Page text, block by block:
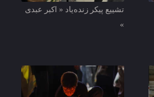
تشییع پیکر زنده‌یاد « اکبر عبدی
»